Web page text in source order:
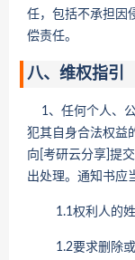
任，包括不承担因
偿责任。
八、维权指引
1、任何个人、
犯其自身合法权益
向[考研云分享]提
出处理。通知书应
1.1权利人的姓
1.2要求删除或